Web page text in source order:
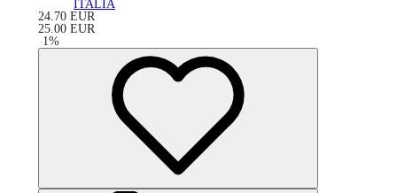
ITALIA
24.70 EUR
25.00 EUR
-1%